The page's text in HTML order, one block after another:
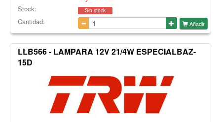
Stock: Sin stock
Cantidad: Añadir
LLB566 - LAMPARA 12V 21/4W ESPECIALBAZ-
15D